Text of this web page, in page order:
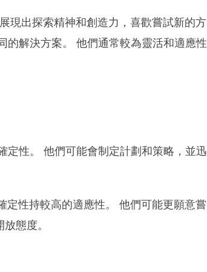
現出探索精神和創造力，喜歡嘗試新的方
的解決方案。 他們通常較為靈活和適應性
定性。 他們可能會制定計劃和策略，並迅
定性持較高的適應性。 他們可能更願意嘗
態度。